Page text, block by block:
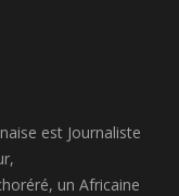
est Journaliste
un Africaine